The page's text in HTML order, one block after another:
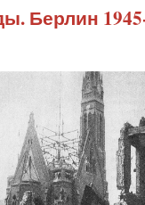
Берлин